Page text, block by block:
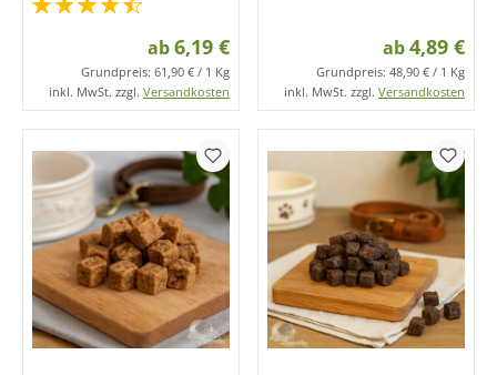
ab6,19 €
Grundpreis: 61,90 € / 1 Kg
inkl. MwSt. zzgl. Versandkosten
ab4,89 €
Grundpreis: 48,90 € / 1 Kg
inkl. MwSt. zzgl. Versandkosten